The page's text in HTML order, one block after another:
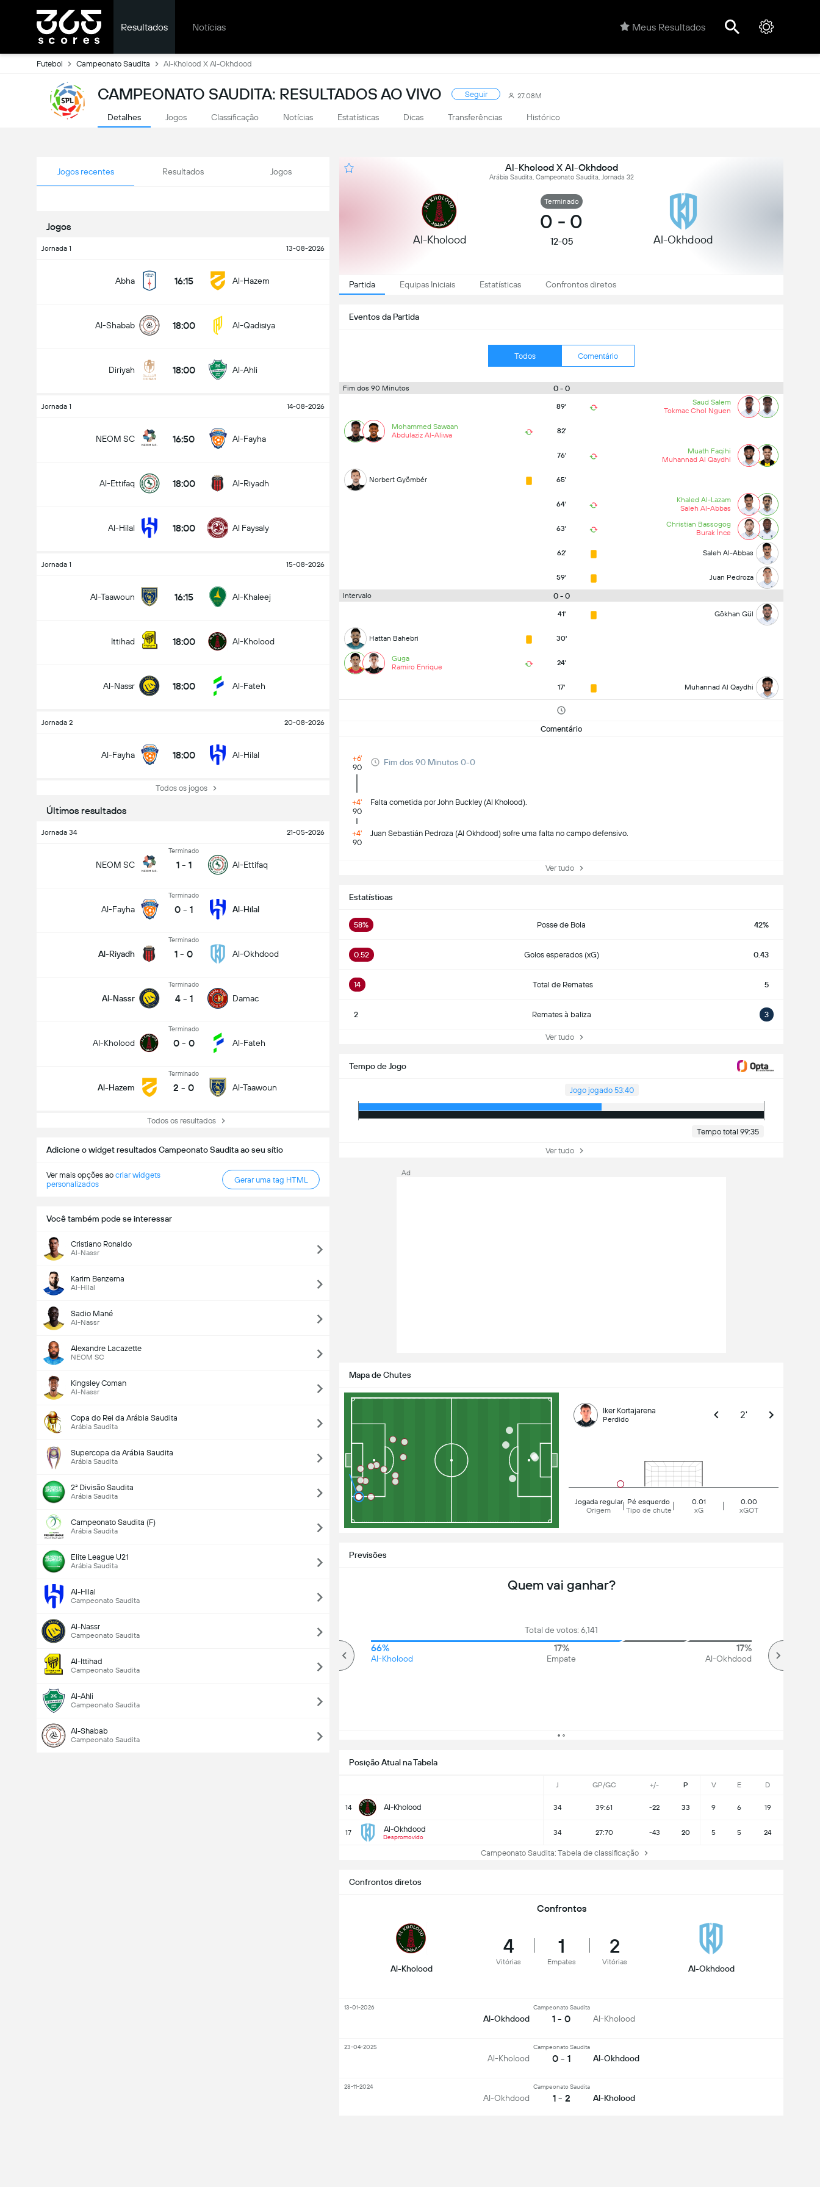
Resultados Notícias Meus Resultados
Futebol Campeonato Saudita Al-Kholood X Al-Okhdood
CAMPEONATO SAUDITA: RESULTADOS AO VIVO Seguir 27.08M
Detalhes Jogos Classificação Notícias Estatísticas Dicas Transferências Histórico
Jogos recentes Resultados Jogos
Jogos
Jornada 1 13-08-2026
Abha 16:15 Al-Hazem
Al-Shabab 18:00 Al-Qadisiya
Diriyah 18:00 Al-Ahli
Jornada 1 14-08-2026
NEOM SC 16:50 Al-Fayha
Al-Ettifaq 18:00 Al-Riyadh
Al-Hilal 18:00 Al Faysaly
Jornada 1 15-08-2026
Al-Taawoun 16:15 Al-Khaleej
Ittihad 18:00 Al-Kholood
Al-Nassr 18:00 Al-Fateh
Jornada 2 20-08-2026
Al-Fayha 18:00 Al-Hilal
Todos os jogos
Últimos resultados
Jornada 34 21-05-2026
NEOM SC
Terminado
1 - 1 Al-Ettifaq
Al-Fayha
Terminado
0 - 1 Al-Hilal
Al-Riyadh
Terminado
1 - 0 Al-Okhdood
Al-Nassr
Terminado
4 - 1 Damac
Al-Kholood
Terminado
0 - 0 Al-Fateh
Al-Hazem
Terminado
2 - 0 Al-Taawoun
Todos os resultados
Adicione o widget resultados Campeonato Saudita ao seu sítio
Ver mais opções ao criar widgets
personalizados
Gerar uma tag HTML
Você também pode se interessar
Cristiano Ronaldo
Al-Nassr
Karim Benzema
Al-Hilal
Sadio Mané
Al-Nassr
Alexandre Lacazette
NEOM SC
Kingsley Coman
Al-Nassr
Copa do Rei da Arábia Saudita
Arábia Saudita
Supercopa da Arábia Saudita
Arábia Saudita
2ª Divisão Saudita
Arábia Saudita
Campeonato Saudita (F)
Arábia Saudita
Elite League U21
Arábia Saudita
Al-Hilal
Campeonato Saudita
Al-Nassr
Campeonato Saudita
Al-Ittihad
Campeonato Saudita
Al-Ahli
Campeonato Saudita
Al-Shabab
Campeonato Saudita
Al-Kholood X Al-Okhdood
Arábia Saudita, Campeonato Saudita, Jornada 32
Al-Kholood
Terminado
0 - 0
12-05 Al-Okhdood
Partida Equipas Iniciais Estatísticas Confrontos diretos
Eventos da Partida
Todos Comentário
Fim dos 90 Minutos 0 - 0
89'
Saud Salem
Tokmac Chol Nguen
Mohammed Sawaan
Abdulaziz Al-Aliwa
82'
76'
Muath Faqihi
Muhannad Al Qaydhi
Norbert Gyömbér 65'
64'
Khaled Al-Lazam
Saleh Al-Abbas
63'
Christian Bassogog
Burak İnce
62' Saleh Al-Abbas
59' Juan Pedroza
Intervalo 0 - 0
41' Gökhan Gül
Hattan Bahebri 30'
Guga
Ramiro Enrique
24'
17' Muhannad Al Qaydhi
Comentário
+6'
90
Fim dos 90 Minutos 0-0
+4'
90
Falta cometida por John Buckley (Al Kholood).
+4'
90
Juan Sebastián Pedroza (Al Okhdood) sofre uma falta no campo defensivo.
Ver tudo
Estatísticas
58% Posse de Bola 42%
0.52 Golos esperados (xG) 0.43
14 Total de Remates 5
2 Remates à baliza 3
Ver tudo
Tempo de Jogo
Jogo jogado 53:40
Tempo total 99:35
Ver tudo
Mapa de Chutes
Iker Kortajarena
Perdido 2'
Jogada regular
Origem
Pé esquerdo
Tipo de chute
0.01
xG
0.00
xGOT
Posição Atual na Tabela
J GP/GC +/- P V E D
14 Al-Kholood 34 39:61 -22 33 9 6 19
17 Al-Okhdood
Despromovido
34 27:70 -43 20 5 5 24
Campeonato Saudita: Tabela de classificação
Previsões
Quem vai ganhar?
Total de votos: 6,141
66%
Al-Kholood
17%
Empate
17%
Al-Okhdood
Encontro - Golos (2.5)
Total de votos: 590
Confrontos diretos
Confrontos
Al-Kholood
4
Vitórias
1
Empates
2
Vitórias
Al-Okhdood
Al-Okhdood
Campeonato Saudita
1 - 0 Al-Kholood
13-01-2026
Al-Kholood
Campeonato Saudita
0 - 1 Al-Okhdood
23-04-2025
Al-Okhdood
Campeonato Saudita
1 - 2 Al-Kholood
28-11-2024
Ad